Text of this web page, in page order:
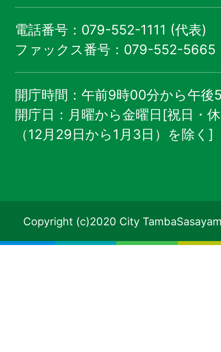
電話番号：079-552-1111 (代表)
ファックス番号：079-552-5665
開庁時間：午前9時00分から午後
開庁日：月曜から金曜日[祝日・
（12月29日から1月3日）を除く]
Copyright (c)2020 City